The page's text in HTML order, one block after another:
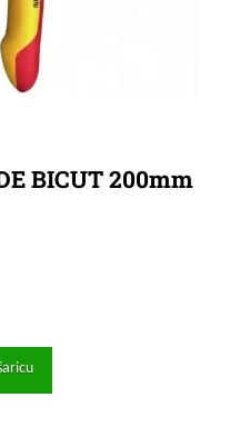
BICUT 200mm